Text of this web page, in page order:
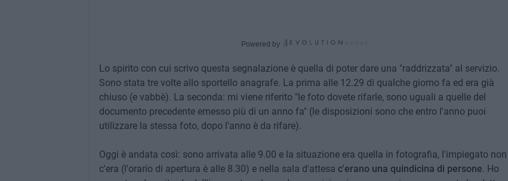
Powered by
Lo spirito con cui scrivo questa segnalazione è quella di poter dare una "raddrizzata" al servizio.
Sono stata tre volte allo sportello anagrafe. La prima alle 12.29 di qualche giorno fa ed era già
chiuso (e vabbè). La seconda: mi viene riferito "le foto dovete rifarle, sono uguali a quelle del
documento precedente emesso più di un anno fa" (le disposizioni sono che entro l'anno puoi
utilizzare la stessa foto, dopo l'anno è da rifare).
Oggi è andata così: sono arrivata alle 9.00 e la situazione era quella in fotografia, l'impiegato non
c'era (l'orario di apertura è alle 8.30) e nella sala d'attesa c'erano una quindicina di persone. Ho